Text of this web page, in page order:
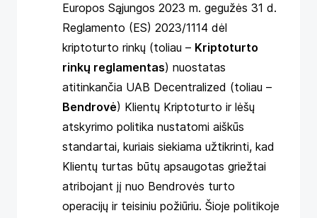
Europos Sąjungos 2023 m. gegužės 31 d.
Reglamento (ES) 2023/1114 dėl
kriptoturto rinkų (toliau – Kriptoturto
rinkų reglamentas) nuostatas
atitinkančia UAB Decentralized (toliau –
Bendrovė) Klientų Kriptoturto ir lėšų
atskyrimo politika nustatomi aiškūs
standartai, kuriais siekiama užtikrinti, kad
Klientų turtas būtų apsaugotas griežtai
atribojant jį nuo Bendrovės turto
operacijų ir teisiniu požiūriu. Šioje politikoje